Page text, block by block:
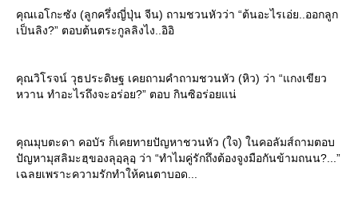
คุณเอโกะซัง (ลูกครึ่งญี่ปุ่น จีน) ถามชวนหัวว่า “ต้นอะไรเอ่ย..ออกลูก
เป็นลิง?” ตอบต้นตระกูลลิงไง..อิอิ
คุณวิโรจน์ วุธประดิษฐ เคยถามคำถามชวนหัว (หิว) ว่า “แกงเขียว
หวาน ทำอะไรถึงจะอร่อย?” ตอบ กินซิอร่อยแน่
คุณมุบตะดา คอบัร ก็เคยทายปัญหาชวนหัว (ใจ) ในคอลัมส์ถามตอบ
ปัญหามุสลิมะฮฺของลุอฺลุอฺ ว่า “ทำไมคู่รักถึงต้องจูงมือกันข้ามถนน?...”
เฉลยเพราะความรักทำให้คนตาบอด...